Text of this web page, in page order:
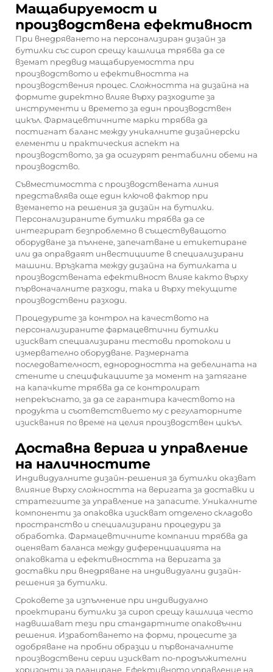
Мащабируемост и
производствена ефективност
При внедряването на персонализиран дизайн за
бутилки със сироп срещу кашлица трябва да се
вземат предвид мащабируемостта при
производството и ефективността на
производствения процес. Сложността на дизайна на
формите директно влияе върху разходите за
инструменти и времето за един производствен
цикъл. Фармацевтичните марки трябва да
постигнат баланс между уникалните дизайнерски
елементи и практическия аспект на
производството, за да осигурят рентабилни обеми на
производство.
Съвместимостта с производствената линия
представлява още един ключов фактор при
вземането на решения за дизайн на бутилки.
Персонализираните бутилки трябва да се
интегрират безпроблемно в съществуващото
оборудване за пълнене, запечатване и етикетиране
или да оправдаят инвестициите в специализирани
машини. Връзката между дизайна на бутилката и
производствената ефективност влияе както върху
първоначалните разходи, така и върху текущите
производствени разходи.
Процедурите за контрол на качеството на
персонализираните фармацевтични бутилки
изискват специализирани тестови протоколи и
измервателно оборудване. Размерната
последователност, еднородността на дебелината на
стените и спецификациите за момент на затягане
на капачките трябва да се контролират
непрекъснато, за да се гарантира качеството на
продукта и съответствието му с регулаторните
изисквания по време на целия производствен цикъл.
Доставна верига и управление
на наличностите
Индивидуалните дизайн-решения за бутилки оказват
влияние върху сложността на веригата за доставки и
стратегиите за управление на запасите. Уникалните
компоненти за опаковка изискват отделено складово
пространство и специализирани процедури за
обработка. Фармацевтичните компании трябва да
оценяват баланса между диференциацията на
опаковката и ефективността на веригата за
доставки при внедряване на индивидуални дизайн-
решения за бутилки.
Сроковете за изпълнение при индивидуално
проектирани бутилки за сироп срещу кашлица често
надвишават тези при стандартните опаковъчни
решения. Изработването на форми, процесите за
одобряване на пробни образци и първоначалните
производствени серии изискват по-продължителни
хоризонти за планиране. Ефективното управление на